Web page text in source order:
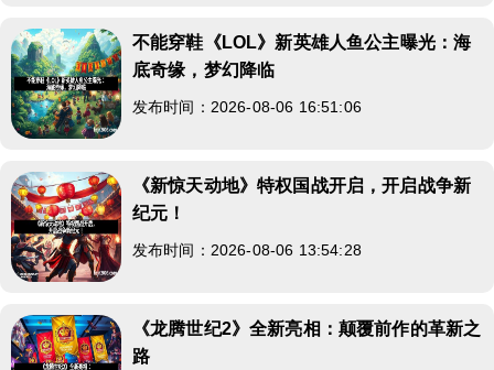
不能穿鞋《LOL》新英雄人鱼公主曝光：海
底奇缘，梦幻降临
发布时间：2026-08-06 16:51:06
《新惊天动地》特权国战开启，开启战争新
纪元！
发布时间：2026-08-06 13:54:28
《龙腾世纪2》全新亮相：颠覆前作的革新之
路